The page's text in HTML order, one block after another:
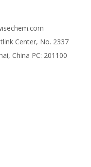
Center, No. 2337
China PC: 201100